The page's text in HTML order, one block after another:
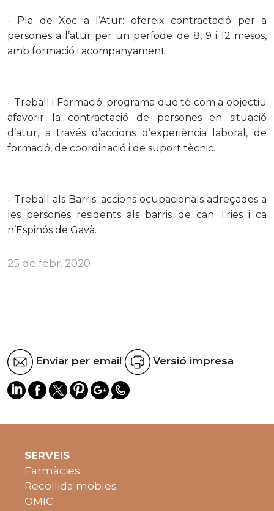
- Pla de Xoc a l’Atur: ofereix contractació per a
persones a l’atur per un període de 8, 9 i 12 mesos,
amb formació i acompanyament.
- Treball i Formació: programa que té com a objectiu
afavorir la contractació de persones en situació
d’atur, a través d’accions d’experiència laboral, de
formació, de coordinació i de suport tècnic.
- Treball als Barris: accions ocupacionals adreçades a
les persones residents als barris de can Tries i ca
n’Espinós de Gavà.
25 de febr. 2020
Enviar per email Versió impresa
SERVEIS
Farmàcies
Recollida mobles
OMIC